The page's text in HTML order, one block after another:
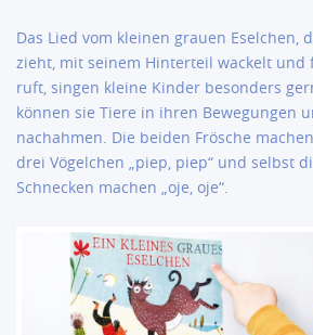
Das Lied vom kleinen grauen Eselchen,
zieht, mit seinem Hinterteil wackelt und
ruft, singen kleine Kinder besonders
können sie Tiere in ihren Bewegungen
nachahmen. Die beiden Frösche
drei Vögelchen „piep, piep“ und selbst
Schnecken machen „oje, oje“.